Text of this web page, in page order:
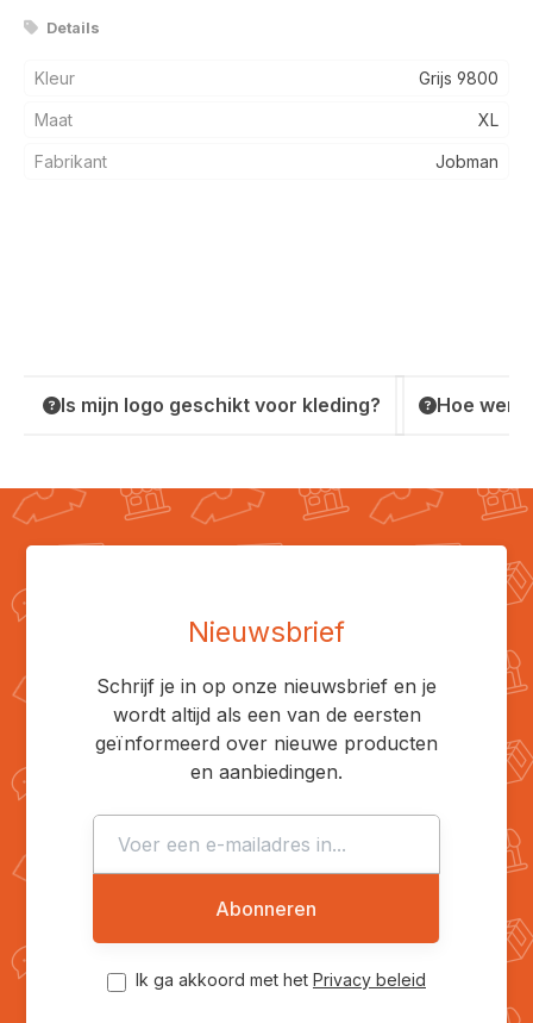
Details
Kleur Grijs 9800
Maat XL
Fabrikant Jobman
Is mijn logo geschikt voor kleding? Hoe
Nieuwsbrief
Schrijf je in op onze nieuwsbrief en je
wordt altijd als een van de eersten
geïnformeerd over nieuwe producten
en aanbiedingen.
Abonneren
Ik ga akkoord met het Privacy beleid